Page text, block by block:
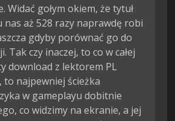
Widać gołym okiem, że tytuł
aż 528 razy naprawdę robi
gdyby porównać go do
Tak czy inaczej, to co w całej
download z lektorem PL
to najpewniej ścieżka
w gameplayu dobitnie
co widzimy na ekranie, a jej